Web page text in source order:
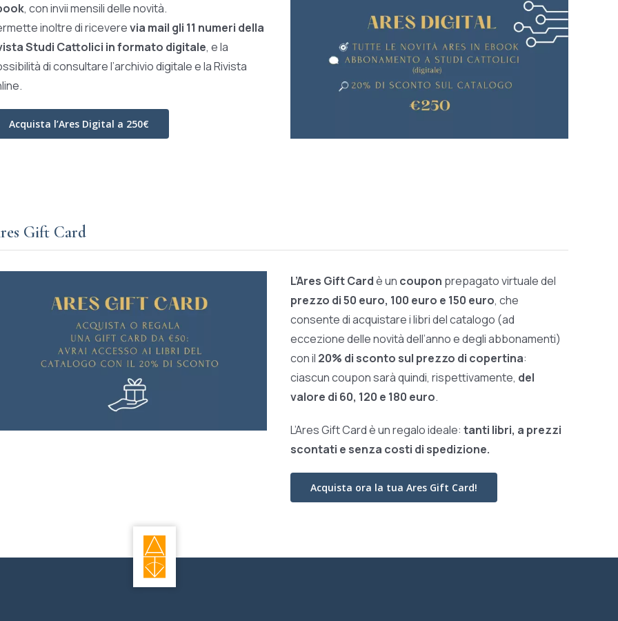
, con invii mensili delle novità.
inoltre di riceverevia mail gli 11 numeri della
Studi Cattolici in formato digitale, e la
di consultare l’archivio digitale e la Rivista
Acquista l’Ares Digital a 250€
Gift Card
L’Ares Gift Cardè un coupon prepagato virtuale del
prezzo di 50 euro, 100 euro e 150 euro, che
consente di acquistare i libri del catalogo (ad
eccezione delle novità dell’anno e degli abbonamenti)
con il 20% di sconto sul prezzo di copertina:
ciascun coupon sarà quindi, rispettivamente, del
valore di 60, 120 e 180 euro.
L’Ares Gift Card è un regalo ideale: tanti libri, a prezzi
scontati e senza costi di spedizione.
Acquista ora la tua Ares Gift Card!